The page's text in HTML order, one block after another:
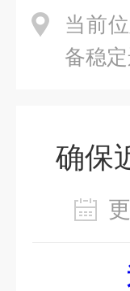
当前位
备稳
确保